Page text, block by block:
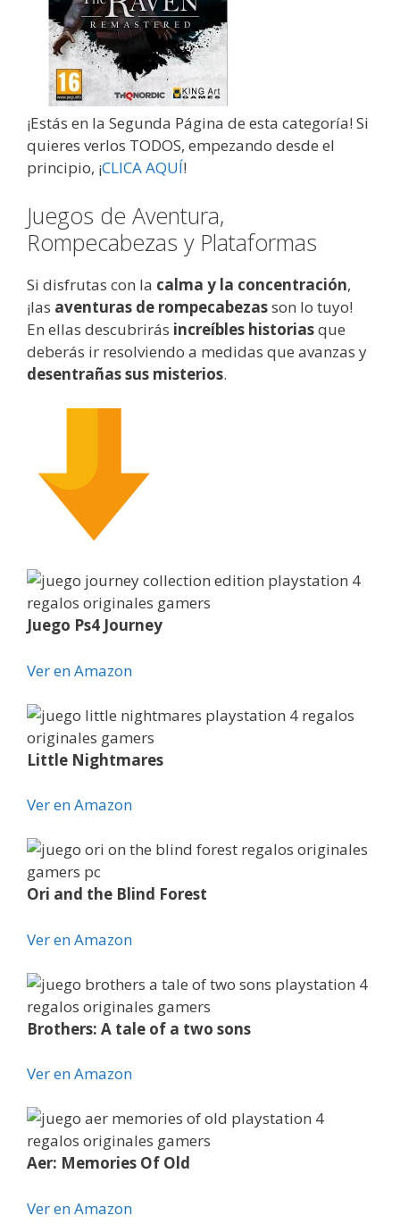
¡Estás en la Segunda Página de esta categoría! Si
quieres verlos TODOS, empezando desde el
principio, ¡CLICA AQUÍ!
Juegos de Aventura,
Rompecabezas y Plataformas
Si disfrutas con la calma y la concentración,
¡las aventuras de rompecabezasson lo tuyo!
En ellas descubrirás increíbles historiasque
deberás ir resolviendo a medidas que avanzas y
desentrañas sus misterios.
Juego Ps4 Journey
Ver en Amazon
Little Nightmares
Ver en Amazon
Ori and the Blind Forest
Ver en Amazon
Brothers: A tale of a two sons
Ver en Amazon
Aer: Memories Of Old
Ver en Amazon